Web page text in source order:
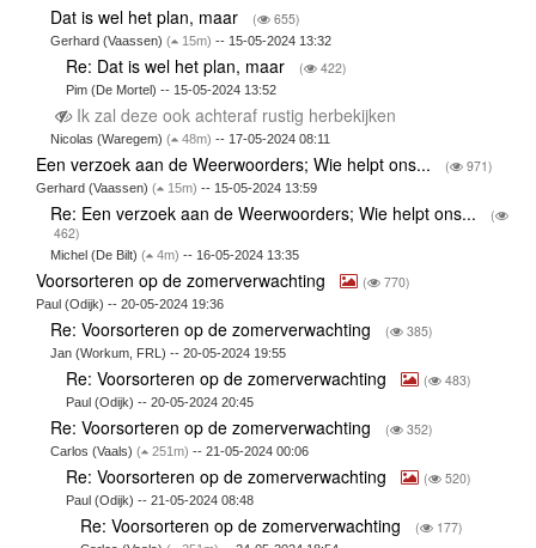
Dat is wel het plan, maar ( 655)
Gerhard (Vaassen)( 15m) -- 15-05-2024 13:32
Re: Dat is wel het plan, maar ( 422)
Pim (De Mortel) -- 15-05-2024 13:52
Ik zal deze ook achteraf rustig herbekijken
Nicolas (Waregem)( 48m) -- 17-05-2024 08:11
Een verzoek aan de Weerwoorders; Wie helpt ons... ( 971)
Gerhard (Vaassen) ( 15m) -- 15-05-2024 13:59
Re: Een verzoek aan de Weerwoorders; Wie helpt ons...
(
462)
Michel (De Bilt)( 4m) -- 16-05-2024 13:35
Voorsorteren op de zomerverwachting ( 770)
Paul (Odijk) -- 20-05-2024 19:36
Re: Voorsorteren op de zomerverwachting ( 385)
Jan (Workum, FRL) -- 20-05-2024 19:55
Re: Voorsorteren op de zomerverwachting ( 483)
Paul (Odijk) -- 20-05-2024 20:45
Re: Voorsorteren op de zomerverwachting ( 352)
Carlos (Vaals)( 251m) -- 21-05-2024 00:06
Re: Voorsorteren op de zomerverwachting ( 520)
Paul (Odijk) -- 21-05-2024 08:48
Re: Voorsorteren op de zomerverwachting ( 177)